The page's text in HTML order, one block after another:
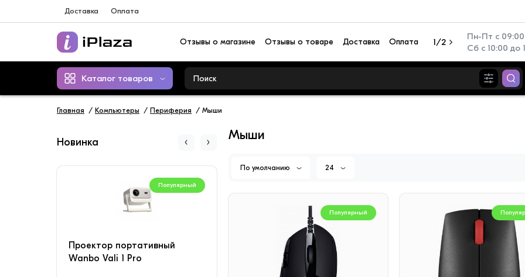
Доставка Оплата
Пн-Пт с 09:00
Сб с 10:00 до
1/2
Отзывы о магазине Отзывы о товаре Доставка Оплата
Каталог товаров
Главная Компьютеры Периферия Мыши
Новинка
Популярный
Проектор портативный
Wanbo Vali 1 Pro
Кондиционер настенный TCL
SAVIN TAC-SV09HSV/ZA
INVERTER (в комплекте с
Перезаряжаемый фонарь
Camelion RS940-CBH
Мыши
По умолчанию 24
Популярный